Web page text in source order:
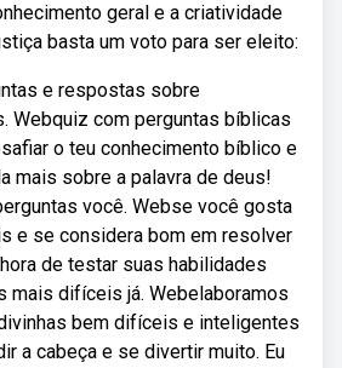
geral e a criatividade
basta um voto para ser eleito:
e respostas sobre
Webquiz com perguntas bíblicas
o teu conhecimento bíblico e
mais sobre a palavra de deus!
você. Webse você gosta
e se considera bom em resolver
de testar suas habilidades
mais difíceis já. Webelaboramos
bem difíceis e inteligentes
a cabeça e se divertir muito. Eu